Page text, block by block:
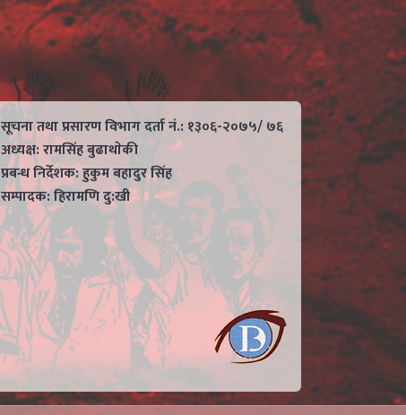
सूचना तथा प्रसारण विभाग दर्ता नं.: १३०६-२०७५/ ७६
अध्यक्ष: रामसिंह बुढाथाेकी
प्रबन्ध निर्देशक: हुकुम बहादुर सिंह
सम्पादक: हिरामणि दु:खी